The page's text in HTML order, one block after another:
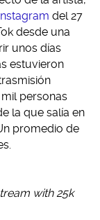
Instagram del 27
desde una
unos días
estuvieron
personas
la que salía en
promedio de
with 25k